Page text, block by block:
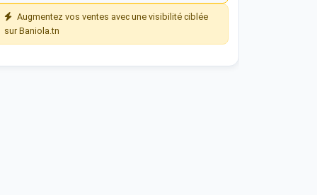
Augmentez vos ventes avec une visibilité ciblée
sur Baniola.tn